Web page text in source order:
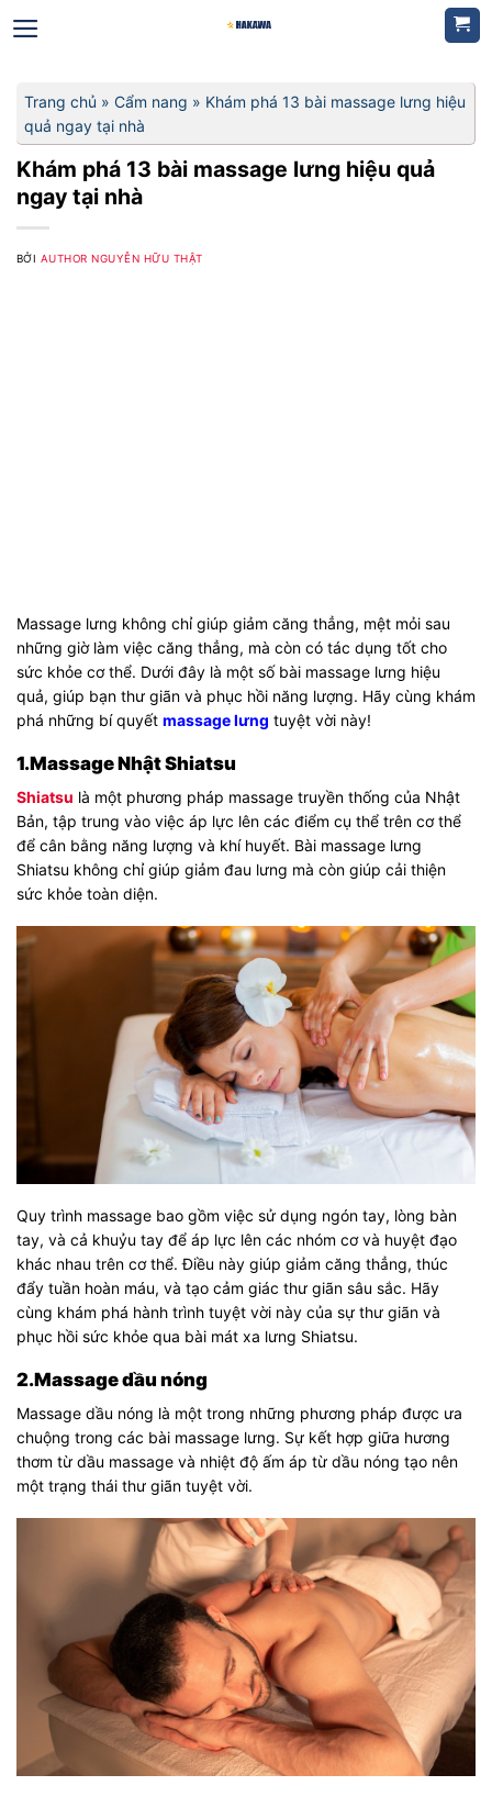
qua
Trang chủ » Cẩm nang » Khám phá 13 bài massage lưng hiệu
quả ngay tại nhà
Khám phá 13 bài massage lưng hiệu quả
ngay tại nhà
BỞI AUTHOR NGUYỄN HỮU THẬT
Massage lưng không chỉ giúp giảm căng thẳng, mệt mỏi sau
những giờ làm việc căng thẳng, mà còn có tác dụng tốt cho
sức khỏe cơ thể. Dưới đây là một số bài massage lưng hiệu
quả, giúp bạn thư giãn và phục hồi năng lượng. Hãy cùng khám
phá những bí quyết massage lưng tuyệt vời này!
1.Massage Nhật Shiatsu
Shiatsu là một phương pháp massage truyền thống của Nhật
Bản, tập trung vào việc áp lực lên các điểm cụ thể trên cơ thể
để cân bằng năng lượng và khí huyết. Bài massage lưng
Shiatsu không chỉ giúp giảm đau lưng mà còn giúp cải thiện
sức khỏe toàn diện.
Quy trình massage bao gồm việc sử dụng ngón tay, lòng bàn
tay, và cả khuỷu tay để áp lực lên các nhóm cơ và huyệt đạo
khác nhau trên cơ thể. Điều này giúp giảm căng thẳng, thúc
đẩy tuần hoàn máu, và tạo cảm giác thư giãn sâu sắc. Hãy
cùng khám phá hành trình tuyệt vời này của sự thư giãn và
phục hồi sức khỏe qua bài mát xa lưng Shiatsu.
2.Massage dầu nóng
Massage dầu nóng là một trong những phương pháp được ưa
chuộng trong các bài massage lưng. Sự kết hợp giữa hương
thơm từ dầu massage và nhiệt độ ấm áp từ dầu nóng tạo nên
một trạng thái thư giãn tuyệt vời.